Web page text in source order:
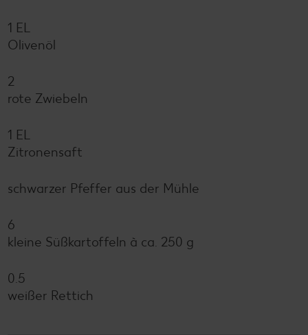
1 EL
Olivenöl
2
rote Zwiebeln
1 EL
Zitronensaft
schwarzer Pfeffer aus der Mühle
6
kleine Süßkartoffeln à ca. 250 g
0.5
weißer Rettich